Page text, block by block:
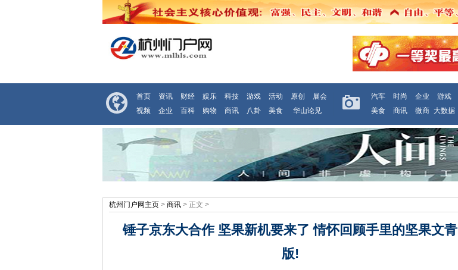
首页 资讯 财经 娱乐 科技 游戏 活动 原创
展会
视频
企业 百科 购物 商讯 八卦 美食 华山论见
汽车 时尚 企业 游戏
美食
商讯 微商 大数据
杭州门户网主页 > 商讯 > 正文 >
锤子京东大合作 坚果新机要来了 情怀回顾手里的坚果文青
版!